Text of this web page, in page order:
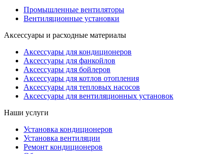
Промышленные вентиляторы
Вентиляционные установки
Аксессуары и расходные материалы
Аксессуары для кондиционеров
Аксессуары для фанкойлов
Аксессуары для бойлеров
Аксессуары для котлов отопления
Аксессуары для тепловых насосов
Аксессуары для вентиляционных установок
Наши услуги
Установка кондиционеров
Установка вентиляции
Ремонт кондиционеров